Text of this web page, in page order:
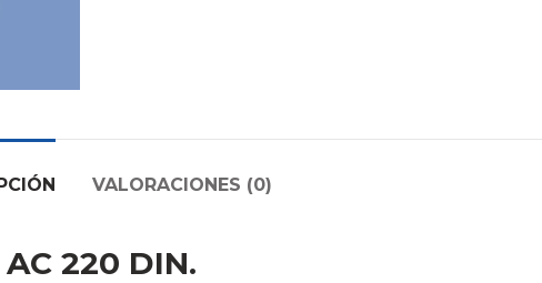
VALORACIONES (0)
220 DIN.